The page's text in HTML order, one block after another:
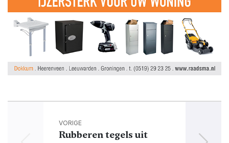
VORIGE
Rubberen tegels uit